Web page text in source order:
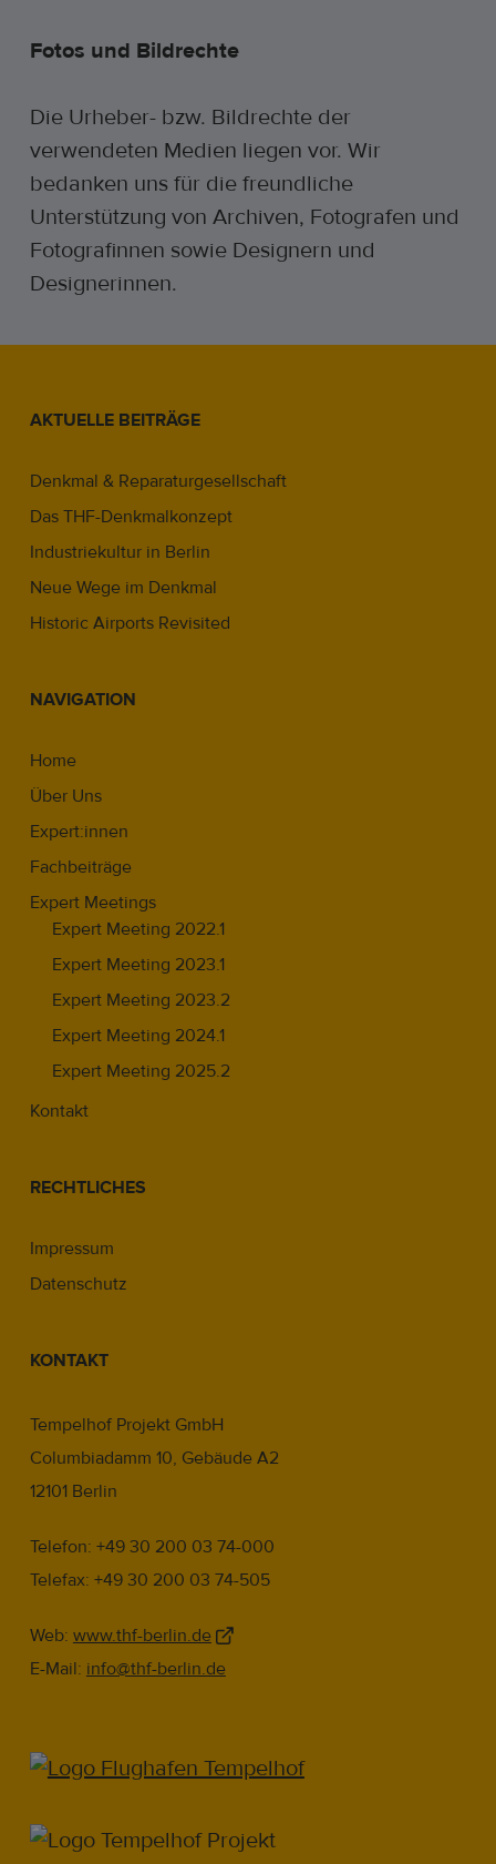
Fotos und Bildrechte
Die Urheber- bzw. Bildrechte der
verwendeten Medien liegen vor. Wir
bedanken uns für die freundliche
Unterstützung von Archiven, Fotografen und
Fotografinnen sowie Designern und
Designerinnen.
AKTUELLE BEITRÄGE
Denkmal & Reparaturgesellschaft
Das THF-Denkmalkonzept
Industriekultur in Berlin
Neue Wege im Denkmal
Historic Airports Revisited
NAVIGATION
Home
Über Uns
Expert:innen
Fachbeiträge
Expert Meetings
Expert Meeting 2022.1
Expert Meeting 2023.1
Expert Meeting 2023.2
Expert Meeting 2024.1
Expert Meeting 2025.2
Kontakt
RECHTLICHES
Impressum
Datenschutz
KONTAKT
Tempelhof Projekt GmbH
Columbiadamm 10, Gebäude A2
12101 Berlin
Telefon: +49 30 200 03 74-000
Telefax: +49 30 200 03 74-505
Web: www.thf-berlin.de
E-Mail: info@thf-berlin.de